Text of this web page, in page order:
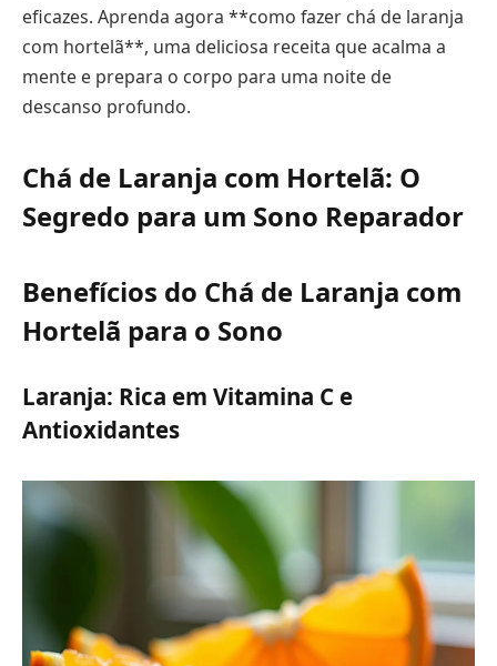
eficazes. Aprenda agora **como fazer chá de laranja
com hortelã**, uma deliciosa receita que acalma a
mente e prepara o corpo para uma noite de
descanso profundo.
Chá de Laranja com Hortelã: O
Segredo para um Sono Reparador
Benefícios do Chá de Laranja com
Hortelã para o Sono
Laranja: Rica em Vitamina C e
Antioxidantes